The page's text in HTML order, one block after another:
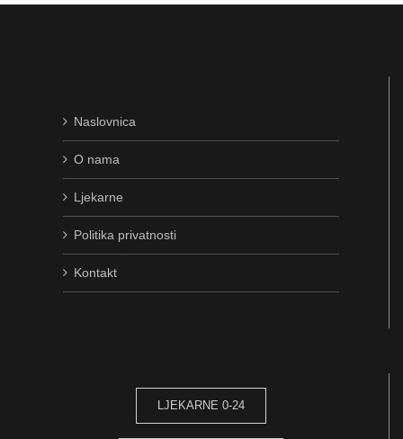
Naslovnica
O nama
Ljekarne
Politika privatnosti
Kontakt
LJEKARNE 0-24